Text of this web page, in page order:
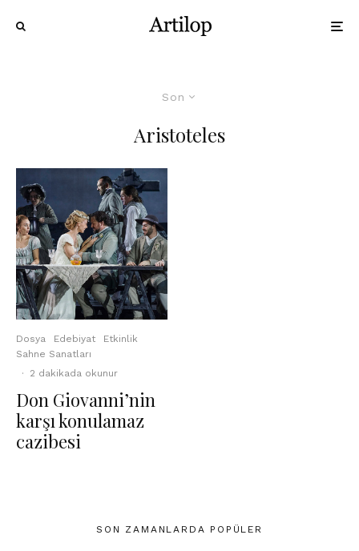
Son
Aristoteles
Dosya Edebiyat
Etkinlik
Sahne Sanatları
·
2 dakikada okunur
Don Giovanni’nin
karşı konulamaz
cazibesi
SON ZAMANLARDA POPÜLER